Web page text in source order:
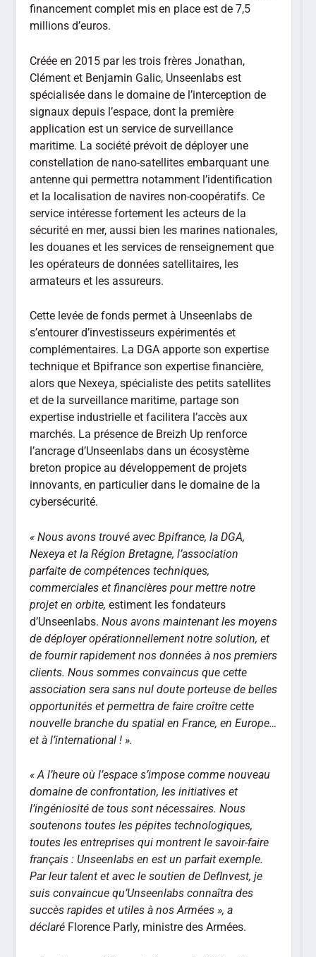
financement complet mis en place est de 7,5
millions d’euros.
Créée en 2015 par les trois frères Jonathan,
Clément et Benjamin Galic, Unseenlabs est
spécialisée dans le domaine de l’interception de
signaux depuis l’espace, dont la première
application est un service de surveillance
maritime. La société prévoit de déployer une
constellation de nano-satellites embarquant une
antenne qui permettra notamment l’identification
et la localisation de navires non-coopératifs. Ce
service intéresse fortement les acteurs de la
sécurité en mer, aussi bien les marines nationales,
les douanes et les services de renseignement que
les opérateurs de données satellitaires, les
armateurs et les assureurs.
Cette levée de fonds permet à Unseenlabs de
s’entourer d’investisseurs expérimentés et
complémentaires. La DGA apporte son expertise
technique et Bpifrance son expertise financière,
alors que Nexeya, spécialiste des petits satellites
et de la surveillance maritime, partage son
expertise industrielle et facilitera l’accès aux
marchés. La présence de Breizh Up renforce
l’ancrage d’Unseenlabs dans un écosystème
breton propice au développement de projets
innovants, en particulier dans le domaine de la
cybersécurité.
« Nous avons trouvé avec Bpifrance, la DGA,
Nexeya et la Région Bretagne, l’association
parfaite de compétences techniques,
commerciales et financières pour mettre notre
projet en orbite,estiment les fondateurs
d’Unseenlabs. Nous avons maintenant les moyens
de déployer opérationnellement notre solution, et
de fournir rapidement nos données à nos premiers
clients. Nous sommes convaincus que cette
association sera sans nul doute porteuse de belles
opportunités et permettra de faire croître cette
nouvelle branche du spatial en France, en Europe…
et à l’international ! ».
« A l’heure où l’espace s’impose comme nouveau
domaine de confrontation, les initiatives et
l’ingéniosité de tous sont nécessaires. Nous
soutenons toutes les pépites technologiques,
toutes les entreprises qui montrent le savoir-faire
français : Unseenlabs en est un parfait exemple.
Par leur talent et avec le soutien de DefInvest, je
suis convaincue qu’Unseenlabs connaîtra des
succès rapides et utiles à nos Armées »,a
déclaré Florence Parly, ministre des Armées.